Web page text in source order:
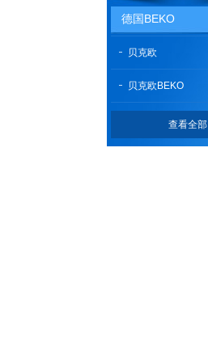
德国BEKO
贝克欧
贝克欧BEKO
查看全部